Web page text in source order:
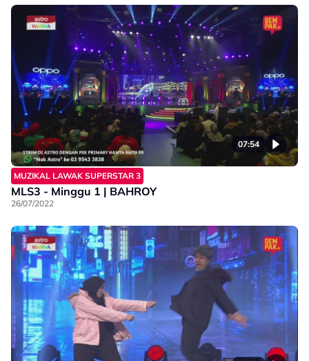
07:54
MUZIKAL LAWAK SUPERSTAR 3
MLS3 - Minggu 1 | BAHROY
26/07/2022